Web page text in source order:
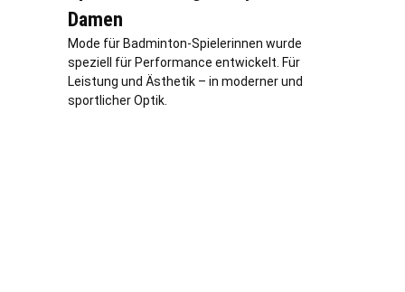
Damen
Mode für Badminton-Spielerinnen wurde
speziell für Performance entwickelt. Für
Leistung und Ästhetik – in moderner und
sportlicher Optik.